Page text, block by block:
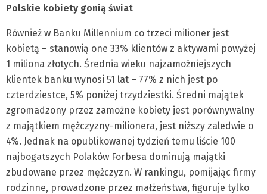
Polskie kobiety gonią świat
Również w Banku Millennium co trzeci milioner jest
kobietą – stanowią one 33% klientów z aktywami powyżej
1 miliona złotych. Średnia wieku najzamożniejszych
klientek banku wynosi 51 lat – 77% z nich jest po
czterdziestce, 5% poniżej trzydziestki. Średni majątek
zgromadzony przez zamożne kobiety jest porównywalny
z majątkiem mężczyzny-milionera, jest niższy zaledwie o
4%. Jednak na opublikowanej tydzień temu liście 100
najbogatszych Polaków Forbesa dominują majątki
zbudowane przez mężczyzn. W rankingu, pomijając firmy
rodzinne, prowadzone przez małżeństwa, figuruje tylko